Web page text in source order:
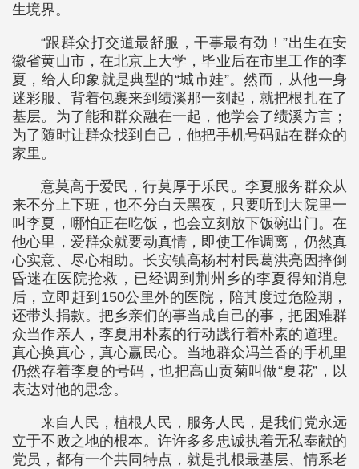
生境界。
“跟群众打交道最舒服，干事最有劲！”出生在安
徽省黄山市，在北京上大学，毕业后在市里工作的李
夏，给人印象就是典型的“城市娃”。然而，从他一身
迷彩服、背着包裹来到绩溪那一刻起，就把根扎在了
基层。为了能和群众融在一起，他学会了绩溪方言；
为了随时让群众找到自己，他把手机号码贴在群众的
家里。
意莫高于爱民，行莫厚于乐民。李夏服务群众从
来不分上下班，也不分白天黑夜，只要听到大院里一
叫李夏，哪怕正在吃饭，也会立刻放下饭碗出门。在
他心里，爱群众就要动真情，即使工作调离，仍然真
心实意、尽心相助。长安镇高杨村村民葛洪亮因摔倒
昏迷在医院抢救，已经调到荆州乡的李夏得知消息
后，立即赶到150公里外的医院，陪其度过危险期，
还带头捐款。把乡亲们的事当成自己的事，把困难群
众当作亲人，李夏用朴素的行动践行着朴素的道理。
真心换真心，真心赢民心。当地群众冯兰香的手机里
仍然存着李夏的号码，也把高山贡菊叫做“夏花”，以
表达对他的思念。
来自人民，植根人民，服务人民，是我们党永远
立于不败之地的根本。许许多多忠诚执着无私奉献的
党员，都有一个共同特点，就是扎根最基层、情系老